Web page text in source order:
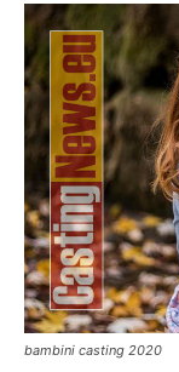
bambini casting 2020